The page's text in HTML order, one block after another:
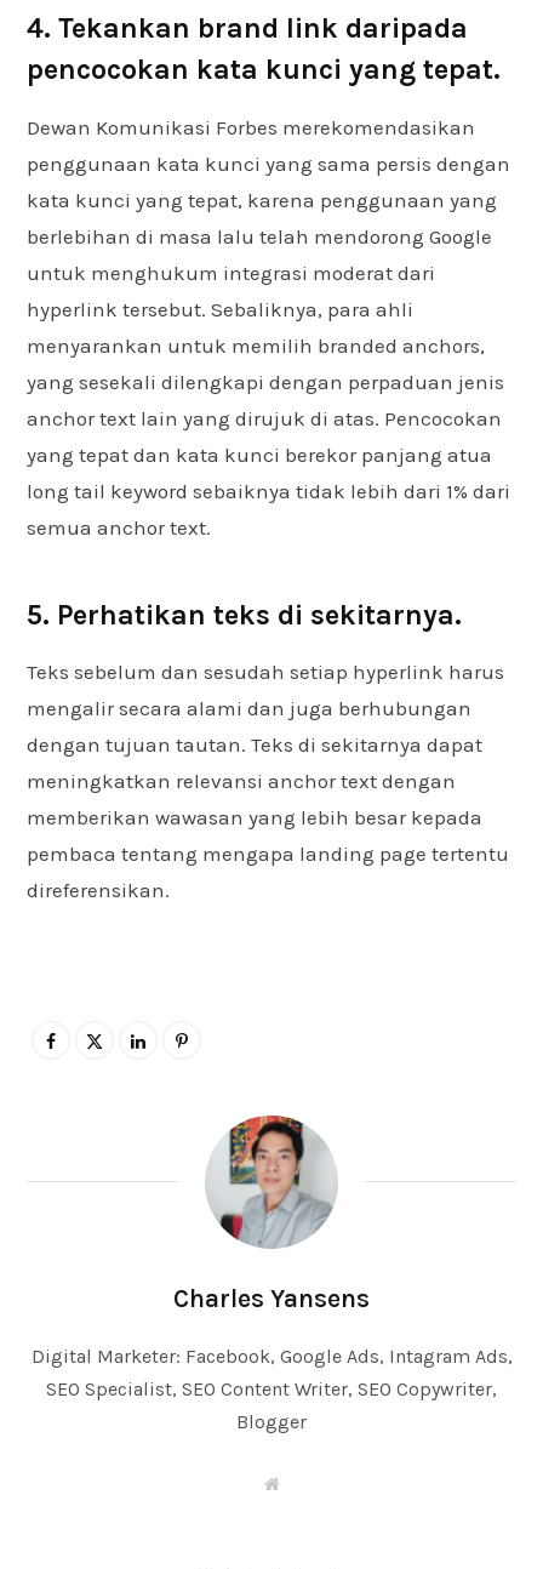
4. Tekankan brand link daripada
pencocokan kata kunci yang tepat.
Dewan Komunikasi Forbes merekomendasikan
penggunaan kata kunci yang sama persis dengan
kata kunci yang tepat, karena penggunaan yang
berlebihan di masa lalu telah mendorong Google
untuk menghukum integrasi moderat dari
hyperlink tersebut. Sebaliknya, para ahli
menyarankan untuk memilih branded anchors,
yang sesekali dilengkapi dengan perpaduan jenis
anchor text lain yang dirujuk di atas. Pencocokan
yang tepat dan kata kunci berekor panjang atua
long tail keyword sebaiknya tidak lebih dari 1% dari
semua anchor text.
5. Perhatikan teks di sekitarnya.
Teks sebelum dan sesudah setiap hyperlink harus
mengalir secara alami dan juga berhubungan
dengan tujuan tautan. Teks di sekitarnya dapat
meningkatkan relevansi anchor text dengan
memberikan wawasan yang lebih besar kepada
pembaca tentang mengapa landing page tertentu
direferensikan.
Charles Yansens
Digital Marketer: Facebook, Google Ads, Intagram Ads,
SEO Specialist, SEO Content Writer, SEO Copywriter,
Blogger
W